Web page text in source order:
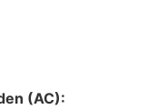
(AC):